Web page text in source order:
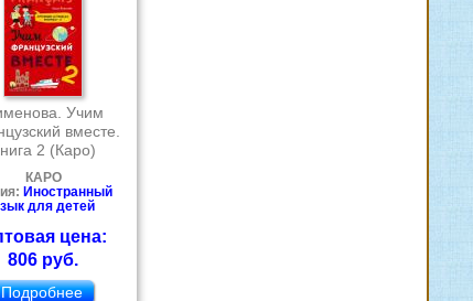
Учим
вместе.
2 (Каро)
КАРО
Иностранный
для детей
цена:
806 руб.
Подробнее